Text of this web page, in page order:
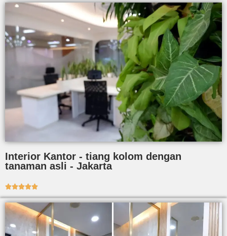
Interior Kantor - tiang kolom dengan
tanaman asli - Jakarta
